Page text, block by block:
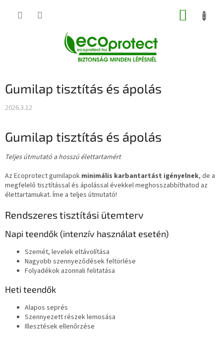
KOSÁR
Gumilap tisztítás és ápolás
2026.3.12
Gumilap tisztítás és ápolás
Teljes útmutató a hosszú élettartamért
Az Ecoprotect gumilapok minimális karbantartást igényelnek, de a
megfelelő tisztítással és ápolással évekkel meghosszabbíthatod az
élettartamukat. Íme a teljes útmutató!
Rendszeres tisztítási ütemterv
Napi teendők (intenzív használat esetén)
Szemét, levelek eltávolítása
Nagyobb szennyeződések feltörlése
Folyadékok azonnali felitatása
Heti teendők
Alapos seprés
Szennyezett részek lemosása
Illesztések ellenőrzése